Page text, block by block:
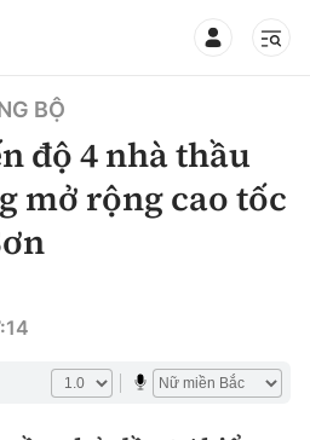
BỘ
độ 4 nhà thầu
mở rộng cao tốc